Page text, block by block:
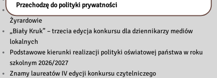
Uwaga! Zmiana godzin otwarcia Biblioteki Pedagogicznej w
Żyrardowie
„Biały Kruk” – trzecia edycja konkursu dla dziennikarzy mediów
lokalnych
Podstawowe kierunki realizacji polityki oświatowej państwa w roku
szkolnym 2026/2027
Znamy laureatów IV edycji konkursu czytelniczego
Przechodzę do polityki prywatności